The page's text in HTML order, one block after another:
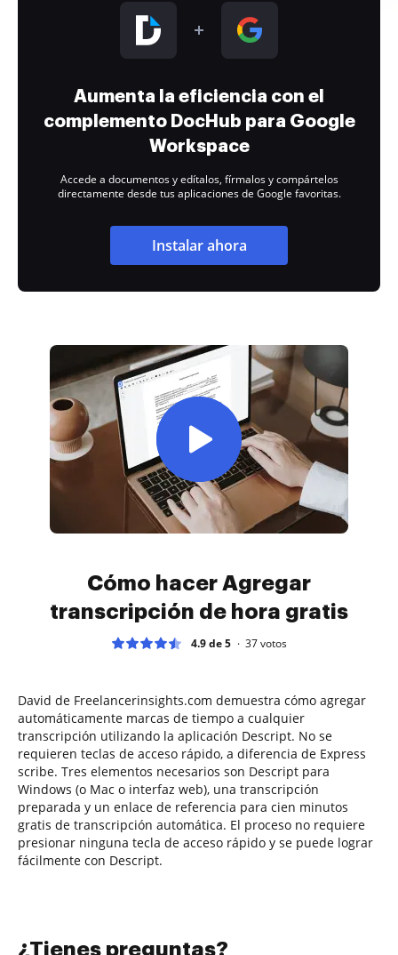
Aumenta la eficiencia con el
complemento DocHub para Google
Workspace
Accede a documentos y edítalos, fírmalos y compártelos
directamente desde tus aplicaciones de Google favoritas.
Instalar ahora
Cómo hacer Agregar
transcripción de hora gratis
4.9 de 5 37votos
David de Freelancerinsights.com demuestra cómo agregar
automáticamente marcas de tiempo a cualquier
transcripción utilizando la aplicación Descript. No se
requieren teclas de acceso rápido, a diferencia de Express
scribe. Tres elementos necesarios son Descript para
Windows (o Mac o interfaz web), una transcripción
preparada y un enlace de referencia para cien minutos
gratis de transcripción automática. El proceso no requiere
presionar ninguna tecla de acceso rápido y se puede lograr
fácilmente con Descript.
¿Tienes preguntas?